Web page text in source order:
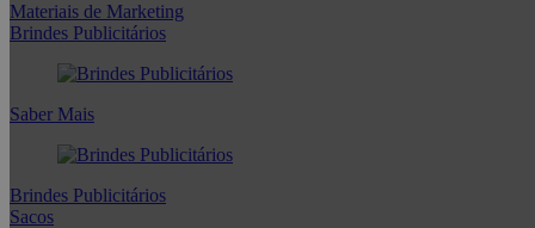
Materiais de Marketing
Brindes Publicitários
Saber Mais
Brindes Publicitários
Sacos